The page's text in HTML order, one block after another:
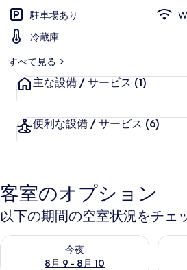
駐車場あり
冷蔵庫
すべて見る
主な設備 / サービス (1)
便利な設備 / サービス (6)
客室のオプション
以下の期間の空室状況をチェ
今夜
8月 9 - 8月 10
今夜 8月 9 - 8月 10 の空室状況をチェ
明日